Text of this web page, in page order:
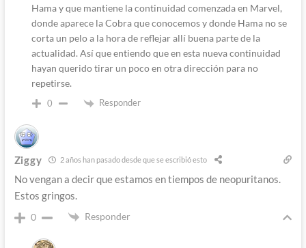
Hama y que mantiene la continuidad comenzada en Marvel,
donde aparece la Cobra que conocemos y donde Hama no se
corta un pelo a la hora de reflejar allí buena parte de la
actualidad. Así que entiendo que en esta nueva continuidad
hayan querido tirar un poco en otra dirección para no
repetirse.
0 Responder
Ziggy 2 años han pasado desde que se escribió esto
No vengan a decir que estamos en tiempos de neopuritanos.
Estos gringos.
0 Responder